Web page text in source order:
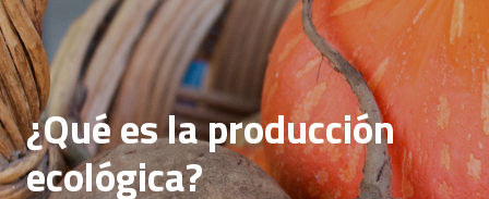
¿Qué es la producción
ecológica?